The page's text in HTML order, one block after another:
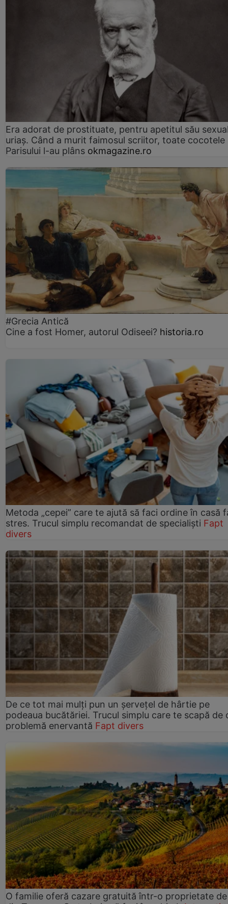
Era adorat de prostituate, pentru apetitul său
uriaș. Când a murit faimosul scriitor, toate cocotele
Parisului l-au plâns okmagazine.ro
#Grecia Antică
Cine a fost Homer, autorul Odiseei? historia.ro
Metoda „cepei” care te ajută să faci ordine în casă
stres. Trucul simplu recomandat de specialiști Fapt
divers
De ce tot mai mulți pun un șervețel de hârtie pe
podeaua bucătăriei. Trucul simplu care te scapă de
problemă enervantă Fapt divers
O familie oferă cazare gratuită într-o proprietate